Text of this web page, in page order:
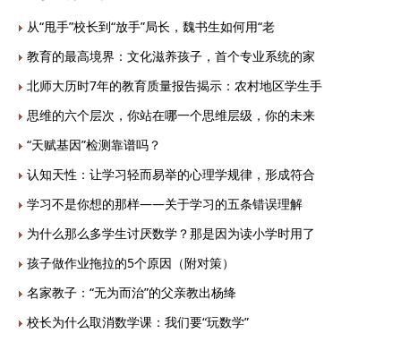
从“甩手”校长到“放手”局长，魏书生如何用“老
教育的最高境界：文化滋养孩子，首个专业系统的家
北师大历时7年的教育质量报告揭示：农村地区学生手
思维的六个层次，你站在哪一个思维层级，你的未来
“天赋基因”检测靠谱吗？
认知天性：让学习轻而易举的心理学规律，形成符合
学习不是你想的那样——关于学习的五条错误理解
为什么那么多学生讨厌数学？那是因为读小学时用了
孩子做作业拖拉的5个原因（附对策）
名家教子：“无为而治”的父亲教出杨绛
校长为什么取消数学课：我们要“玩数学”